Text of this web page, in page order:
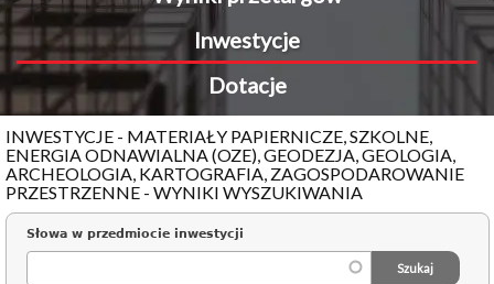
Inwestycje
Dotacje
INWESTYCJE - MATERIAŁY PAPIERNICZE, SZKOLNE,
ENERGIA ODNAWIALNA (OZE), GEODEZJA, GEOLOGIA,
ARCHEOLOGIA, KARTOGRAFIA, ZAGOSPODAROWANIE
PRZESTRZENNE - WYNIKI WYSZUKIWANIA
Słowa w przedmiocie inwestycji